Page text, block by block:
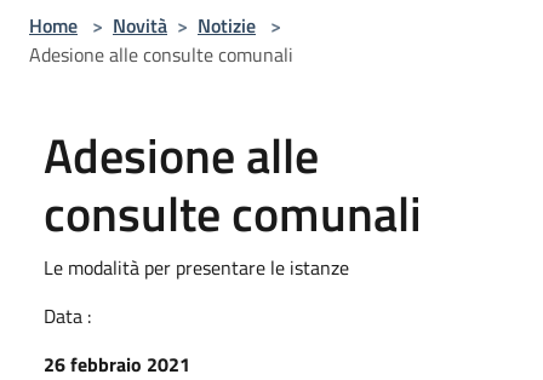
Home > Novità > Notizie >
Adesione alle consulte comunali
Adesione alle
consulte comunali
Le modalità per presentare le istanze
Data :
26 febbraio 2021